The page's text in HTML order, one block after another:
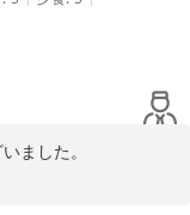
ました。
しく思います。